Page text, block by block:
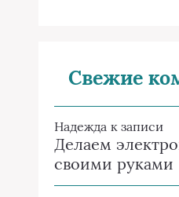
Свежие
Надежда к записи
Делаем
своими руками